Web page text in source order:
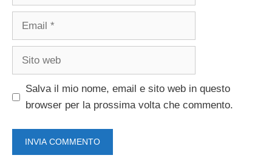
Email
Sito
Salva il mio nome, email e sito web in questo
browser per la prossima volta che commento.